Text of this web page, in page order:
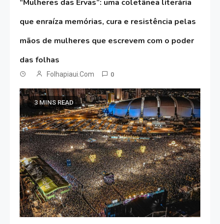
“Mulheres das Ervas”: uma coletânea literária
que enraíza memórias, cura e resistência pelas
mãos de mulheres que escrevem com o poder
das folhas
Folhapiaui.com 0
3 MINS READ